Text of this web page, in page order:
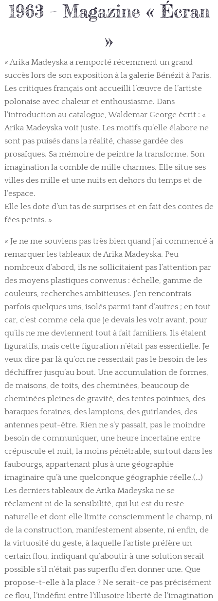
1963 – Magazine « Écran
»
« Arika Madeyska a remporté récemment un grand
succès lors de son exposition à la galerie Bénézit à Paris.
Les critiques français ont accueilli l’œuvre de l’artiste
polonaise avec chaleur et enthousiasme. Dans
l’introduction au catalogue, Waldemar George écrit : «
Arika Madeyska voit juste. Les motifs qu’elle élabore ne
sont pas puisés dans la réalité, chasse gardée des
prosaïques. Sa mémoire de peintre la transforme. Son
imagination la comble de mille charmes. Elle situe ses
villes des mille et une nuits en dehors du temps et de
l’espace.
Elle les dote d’un tas de surprises et en fait des contes de
fées peints. »
« Je ne me souviens pas très bien quand j’ai commencé à
remarquer les tableaux de Arika Madeyska. Peu
nombreux d’abord, ils ne sollicitaient pas l’attention par
des moyens plastiques convenus : échelle, gamme de
couleurs, recherches ambitieuses. J’en rencontrais
parfois quelques uns, isolés parmi tant d’autres ; en tout
car, c’est comme cela que je devais les voir avant, pour
qu’ils ne me deviennent tout à fait familiers. Ils étaient
figuratifs, mais cette figuration n’était pas essentielle. Je
veux dire par là qu’on ne ressentait pas le besoin de les
déchiffrer jusqu’au bout. Une accumulation de formes,
de maisons, de toits, des cheminées, beaucoup de
cheminées pleines de gravité, des tentes pointues, des
baraques foraines, des lampions, des guirlandes, des
antennes peut-être. Rien ne s’y passait, pas le moindre
besoin de communiquer, une heure incertaine entre
crépuscule et nuit, la moins pénétrable, surtout dans les
faubourgs, appartenant plus à une géographie
imaginaire qu’à une quelconque géographie réelle.(…)
Les derniers tableaux de Arika Madeyska ne se
réclament ni de la sensibilité, qui lui est du reste
naturelle et dont elle limite consciemment le champ, ni
de la construction, manifestement absente, ni enfin, de
la virtuosité du geste, à laquelle l’artiste préfère un
certain flou, indiquant qu’aboutir à une solution serait
possible s’il n’était pas superflu d’en donner une. Que
propose-t-elle à la place ? Ne serait-ce pas précisément
ce flou, l’indéfini entre l’illusoire liberté de l’imagination